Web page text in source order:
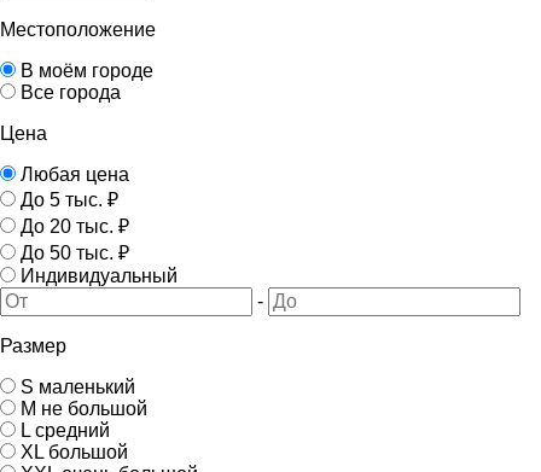
Местоположение
В моём городе
Все города
Цена
Любая цена
До 5 тыс. ₽
До 20 тыс. ₽
До 50 тыс. ₽
Индивидуальный
-
Размер
S маленький
M не большой
L средний
XL большой